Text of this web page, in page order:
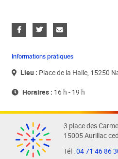
Informations pratiques
Lieu : Place de la Halle, 15250
Horaires : 16 h - 19 h
3 place des
15005 Aurillac
Tél :04 71 46 86